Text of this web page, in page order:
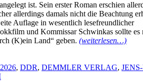
ist. Sein erster Roman erschien
allerdings damals nicht die Beachtung
Auflage in wesentlich lesefreundlicher
und Kommissar Schwinkas sollte es
(K)ein Land“ geben. (weiterlesen…)
, DDR, DEMMLER VERLAG,